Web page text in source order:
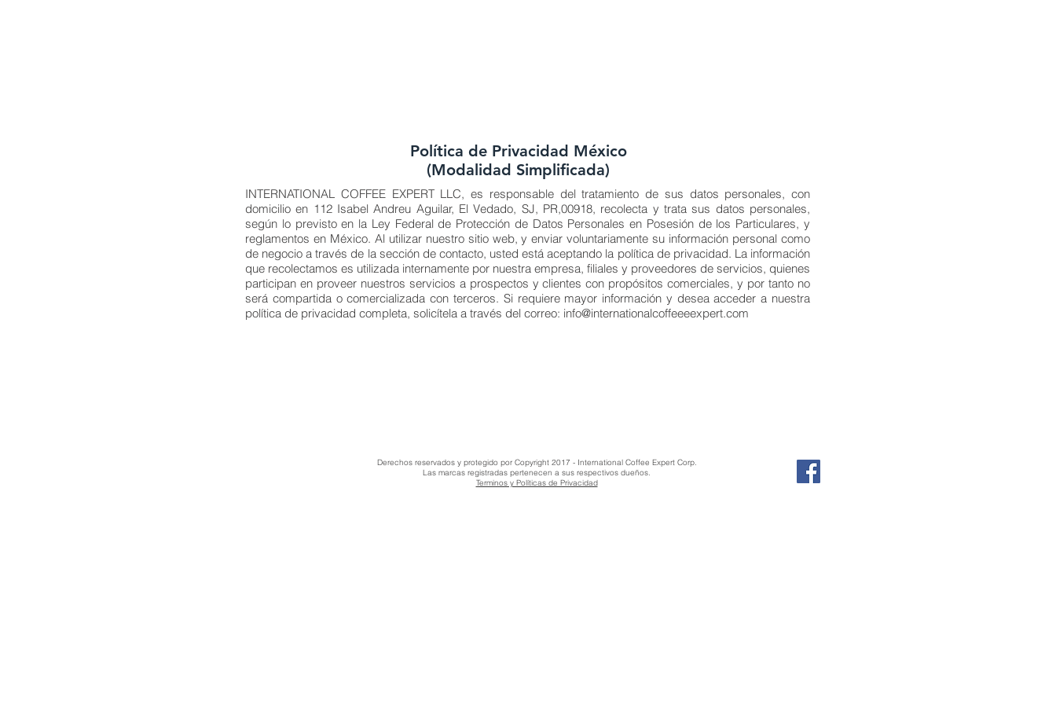
Política de Privacidad México
(Modalidad Simplificada)
INTERNATIONAL COFFEE EXPERT LLC, es responsable del tratamiento de sus datos personales, con
domicilio en 112 Isabel Andreu Aguilar, El Vedado, SJ, PR,00918, recolecta y trata sus datos personales,
según lo previsto en la Ley Federal de Protección de Datos Personales en Posesión de los Particulares, y
reglamentos en México. Al utilizar nuestro sitio web, y enviar voluntariamente su información personal como
de negocio a través de la sección de contacto, usted está aceptando la política de privacidad. La información
que recolectamos es utilizada internamente por nuestra empresa, filiales y proveedores de servicios, quienes
participan en proveer nuestros servicios a prospectos y clientes con propósitos comerciales, y por tanto no
será compartida o comercializada con terceros. Si requiere mayor información y desea acceder a nuestra
política de privacidad completa, solicítela a través del correo: info@internationalcoffeeeexpert.com
Derechos reservados y protegido por Copyright 2017 - International Coffee Expert Corp.
Las marcas registradas pertenecen a sus respectivos dueños.
Terminos y Políticas de Privacidad